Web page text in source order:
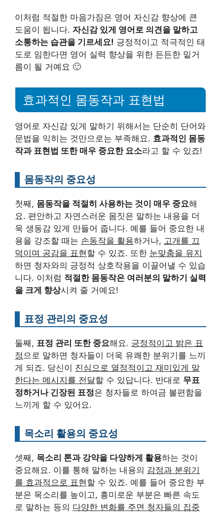
이처럼 적절한 마음가짐은 영어 자신감 향상에 큰
도움이 됩니다. 자신감 있게 영어로 의견을 말하고
소통하는 습관을 기르세요! 긍정적이고 적극적인 태
도로 임한다면 영어 실력 향상을 위한 든든한 밑거
름이 될 거예요 🙂
효과적인 몸동작과 표현법
영어로 자신감 있게 말하기 위해서는 단순히 단어와
문법을 익히는 것만으로는 부족해요. 효과적인 몸동
작과 표현법 또한 매우 중요한 요소라고 할 수 있죠!
몸동작의 중요성
첫째, 몸동작을 적절히 사용하는 것이 매우 중요해
요. 편안하고 자연스러운 몸짓은 말하는 내용을 더
욱 생동감 있게 만들어 줍니다. 예를 들어 중요한 내
용을 강조할 때는 손동작을 활용하거나, 고개를 끄
덕이며 공감을 표현할 수 있죠. 또한 눈맞춤을 유지
하면 청자와의 긍정적 상호작용을 이끌어낼 수 있습
니다. 이처럼 적절한 몸동작은 여러분의 말하기 실력
을 크게 향상시켜 줄 거예요!
표정 관리의 중요성
둘째, 표정 관리 또한 중요해요. 긍정적이고 밝은 표
정으로 말하면 청자들이 더욱 유쾌한 분위기를 느끼
게 되죠. 당신이 진심으로 열정적이고 재미있게 말
한다는 메시지를 전달할 수 있답니다. 반대로 무표
정하거나 긴장된 표정은 청자들로 하여금 불편함을
느끼게 할 수 있어요.
목소리 활용의 중요성
셋째, 목소리 톤과 강약을 다양하게 활용하는 것이
중요해요. 이를 통해 말하는 내용의 감정과 분위기
를 효과적으로 표현할 수 있죠. 예를 들어 중요한 부
분은 목소리를 높이고, 흥미로운 부분은 빠른 속도
로 말하는 등의 다양한 변화를 주면 청자들의 집중